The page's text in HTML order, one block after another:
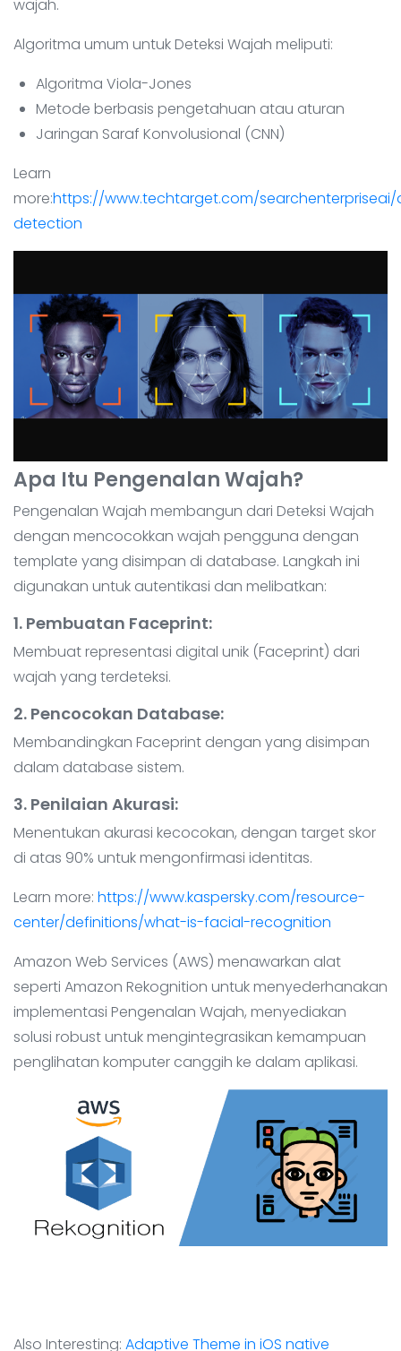
wajah.
Algoritma umum untuk Deteksi Wajah meliputi:
Algoritma Viola-Jones
Metode berbasis pengetahuan atau aturan
Jaringan Saraf Konvolusional (CNN)
Learn
more:https://www.techtarget.com/
detection
Apa Itu Pengenalan Wajah?
Pengenalan Wajah membangun dari Deteksi Wajah
dengan mencocokkan wajah pengguna dengan
template yang disimpan di database. Langkah ini
digunakan untuk autentikasi dan melibatkan:
1. Pembuatan Faceprint:
Membuat representasi digital unik (Faceprint) dari
wajah yang terdeteksi.
2. Pencocokan Database:
Membandingkan Faceprint dengan yang disimpan
dalam database sistem.
3. Penilaian Akurasi:
Menentukan akurasi kecocokan, dengan target skor
di atas 90% untuk mengonfirmasi identitas.
Learn more: https://www.kaspersky.com/resource-
center/definitions/what-is-facial-recognition
Amazon Web Services (AWS) menawarkan alat
seperti Amazon Rekognition untuk menyederhanakan
implementasi Pengenalan Wajah, menyediakan
solusi robust untuk mengintegrasikan kemampuan
penglihatan komputer canggih ke dalam aplikasi.
Also Interesting: Adaptive Theme in iOS native